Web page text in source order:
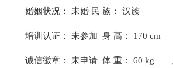
婚姻状况： 未婚 民 族： 汉族
培训认证： 未参加 身 高： 170 cm
诚信徽章： 未申请 体 重： 60 kg